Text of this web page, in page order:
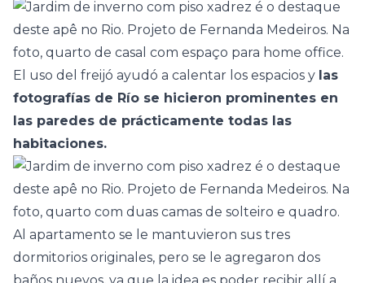
El uso del freijó ayudó a calentar los espacios y las
fotografías de Río se hicieron prominentes en
las paredes de prácticamente todas las
habitaciones.
Al apartamento se le mantuvieron sus tres
dormitorios originales, pero se le agregaron dos